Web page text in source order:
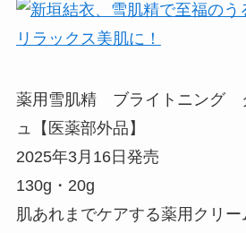
薬用雪肌精 ブライトニング
ュ【医薬部外品】
2025年3月16日発売
130g・20g
肌あれまでケアする薬用クリー